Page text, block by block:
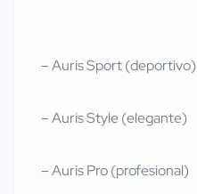
– Auris Sport (deportivo)
– Auris Style (elegante)
– Auris Pro (profesional)